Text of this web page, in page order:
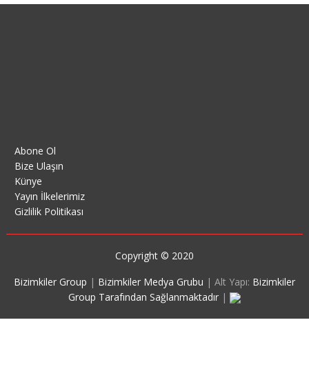
Abone Ol
Bize Ulaşın
Künye
Yayın İlkelerimiz
Gizlilik Politikası
Copyright © 2020
Bizimkiler Group | Bizimkiler Medya Grubu | Alt Yapı: Bizimkiler
Group Tarafından Sağlanmaktadır |